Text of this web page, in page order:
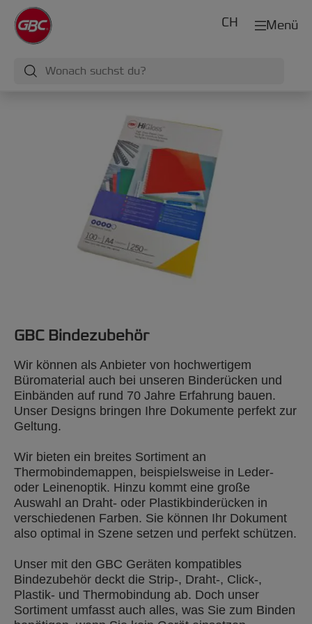
Menü
CH
GBC Bindezubehör
Wir können als Anbieter von hochwertigem
Büromaterial auch bei unseren Binderücken und
Einbänden auf rund 70 Jahre Erfahrung bauen.
Unser Designs bringen Ihre Dokumente perfekt zur
Geltung.
Wir bieten ein breites Sortiment an
Thermobindemappen, beispielsweise in Leder-
oder Leinenoptik. Hinzu kommt eine große
Auswahl an Draht- oder Plastikbinderücken in
verschiedenen Farben. Sie können Ihr Dokument
also optimal in Szene setzen und perfekt schützen.
Unser mit den GBC Geräten kompatibles
Bindezubehör deckt die Strip-, Draht-, Click-,
Plastik- und Thermobindung ab. Doch unser
Sortiment umfasst auch alles, was Sie zum Binden